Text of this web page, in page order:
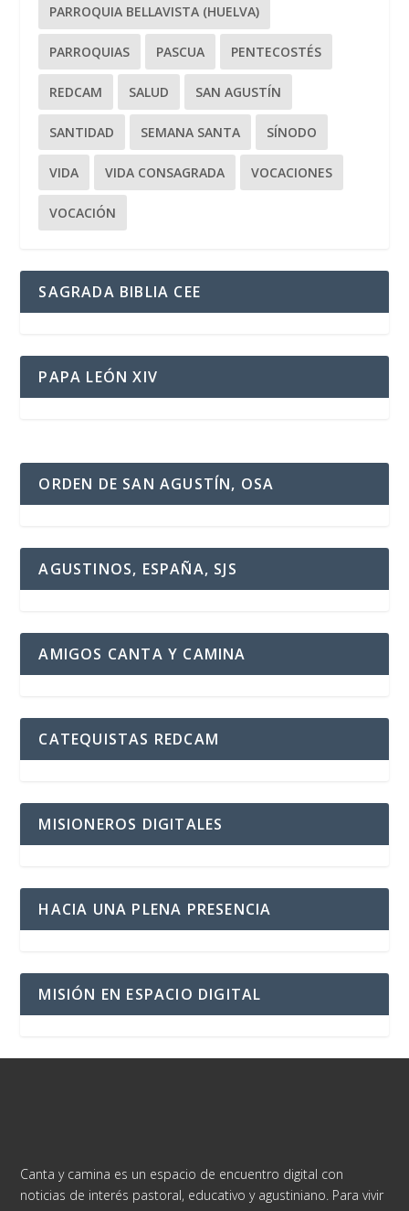
PARROQUIA BELLAVISTA (HUELVA)
PARROQUIAS PASCUA PENTECOSTÉS
REDCAM SALUD SAN AGUSTÍN
SANTIDAD SEMANA SANTA SÍNODO
VIDA VIDA CONSAGRADA VOCACIONES
VOCACIÓN
SAGRADA BIBLIA CEE
PAPA LEÓN XIV
ORDEN DE SAN AGUSTÍN, OSA
AGUSTINOS, ESPAÑA, SJS
AMIGOS CANTA Y CAMINA
CATEQUISTAS REDCAM
MISIONEROS DIGITALES
HACIA UNA PLENA PRESENCIA
MISIÓN EN ESPACIO DIGITAL
Canta y camina es un espacio de encuentro digital con
noticias de interés pastoral, educativo y agustiniano. Para vivir